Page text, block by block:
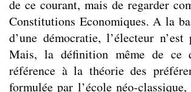
de ce courant, mais de regarder
Constitutions Economiques. A la
d’une démocratie, l’électeur
Mais, la définition même de ce
référence à la théorie des
formulée par l’école néo-